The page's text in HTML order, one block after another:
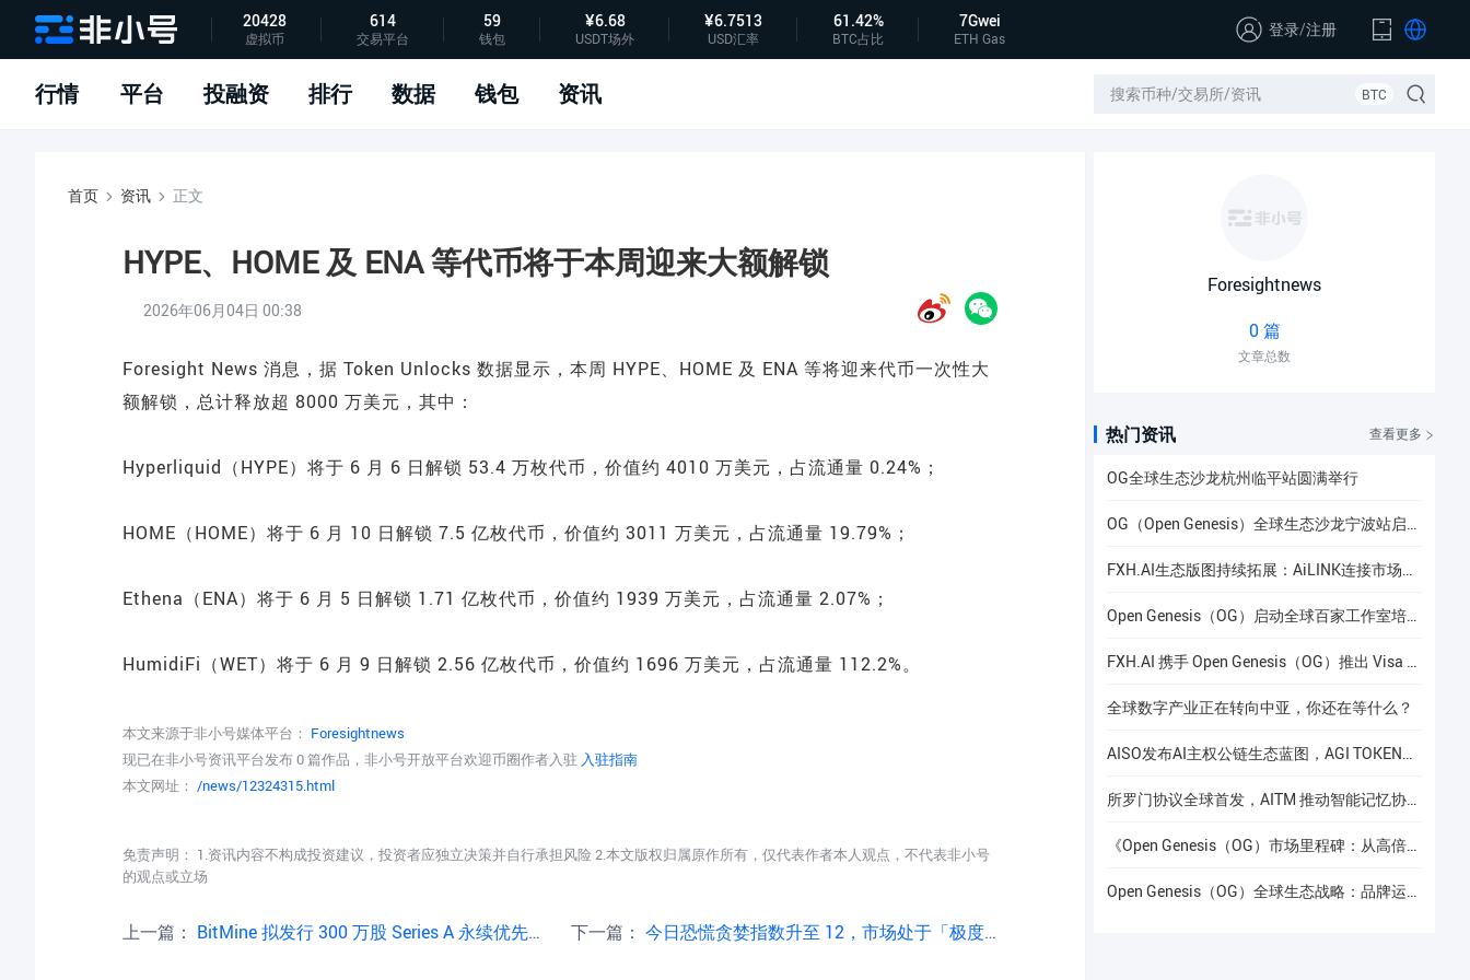
APP下载
指标说明
问题反馈
20428
虚拟币
614
交易平台
59
钱包
¥6.68
USDT场外
¥6.7513
USD汇率
61.42%
BTC占比
7Gwei
ETH Gas 登录/注册
行情 平台 投融资 排行 数据 钱包 资讯 BTC
首页 资讯 正文
HYPE、HOME 及 ENA 等代币将于本周迎来大额解锁
2026年06月04日 00:38
Foresight News 消息，据 Token Unlocks 数据显示，本周 HYPE、HOME 及 ENA 等将迎来代币一次性大
额解锁，总计释放超 8000 万美元，其中：
Hyperliquid（HYPE）将于 6 月 6 日解锁 53.4 万枚代币，价值约 4010 万美元，占流通量 0.24%；
HOME（HOME）将于 6 月 10 日解锁 7.5 亿枚代币，价值约 3011 万美元，占流通量 19.79%；
Ethena（ENA）将于 6 月 5 日解锁 1.71 亿枚代币，价值约 1939 万美元，占流通量 2.07%；
HumidiFi（WET）将于 6 月 9 日解锁 2.56 亿枚代币，价值约 1696 万美元，占流通量 112.2%。
本文来源于非小号媒体平台： Foresightnews
现已在非小号资讯平台发布 0 篇作品，非小号开放平台欢迎币圈作者入驻 入驻指南
本文网址： /news/12324315.html
免责声明： 1.资讯内容不构成投资建议，投资者应独立决策并自行承担风险 2.本文版权归属原作所有，仅代表作者本人观点，不代表非小号
的观点或立场
上一篇： BitMine 拟发行 300 万股 Series A 永续优先股，资金将用于增持 ETH 及其他数字资产 下一篇： 今日恐慌贪婪指数升至 12，市场处于「极度恐慌状态」
Foresightnews
0 篇
文章总数
热门资讯 查看更多
OG全球生态沙龙杭州临平站圆满举行
OG（Open Genesis）全球生态沙龙宁波站启幕，聚焦AI × Web3共识与应用落地
FXH.AI生态版图持续拓展：AiLINK连接市场数据、AI洞察与安全协作
Open Genesis（OG）启动全球百家工作室培养计划
FXH.AI 携手 Open Genesis（OG）推出 Visa 联名实体卡
全球数字产业正在转向中亚，你还在等什么？
AISO发布AI主权公链生态蓝图，AGI TOKEN计划于12月24日上线Gate.io
所罗门协议全球首发，AITM 推动智能记忆协议进入全球协作阶段
《Open Genesis（OG）市场里程碑：从高倍增长到共识流动性的价值重构》
Open Genesis（OG）全球生态战略：品牌运营赋能下的线下共识网络建设